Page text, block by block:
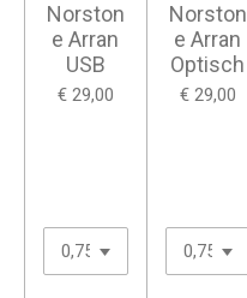
Norston
e Arran
USB
€ 29,00
Norston
e Arran
Optisch
€ 29,00